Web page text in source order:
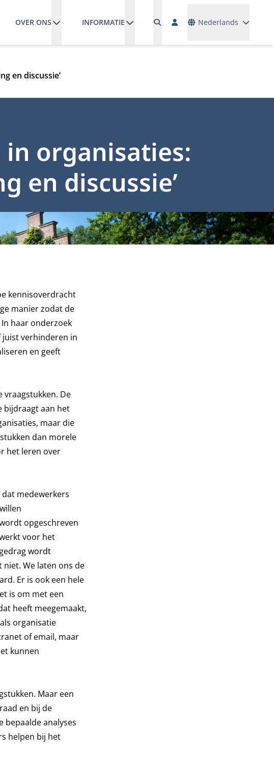
OVER ONS INFORMATIE Nederlands
en discussie’
organisaties:
en discussie’
kennisoverdracht
manier zodat de
haar onderzoek
verhinderen in
en geeft
De
bijdraagt aan het
maar die
dan morele
het leren over
medewerkers
opgeschreven
voor het
wordt
We laten ons de
Er is ook een hele
is om met een
heeft meegemaakt,
organisatie
of email, maar
kunnen
Maar een
en bij de
bepaalde analyses
helpen bij het